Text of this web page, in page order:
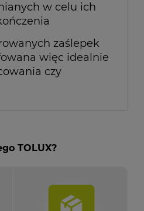
w celu ich
zaślepek
więc idealnie
czy
TOLUX?